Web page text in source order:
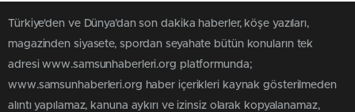
Türkiye'den ve Dünya’dan son dakika haberler, köşe yazıları,
magazinden siyasete, spordan seyahate bütün konuların tek
adresi www.samsunhaberleri.org platformunda;
www.samsunhaberleri.org haber içerikleri kaynak gösterilmeden
alıntı yapılamaz, kanuna aykırı ve izinsiz olarak kopyalanamaz,